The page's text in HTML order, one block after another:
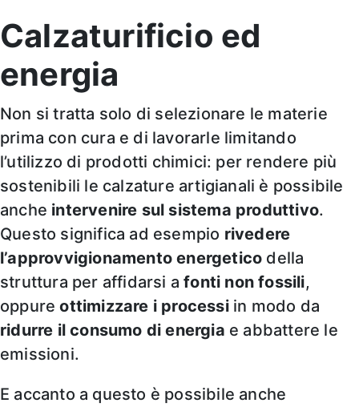
Calzaturificio ed
energia
Non si tratta solo di selezionare le materie
prima con cura e di lavorarle limitando
l’utilizzo di prodotti chimici: per rendere più
sostenibili le calzature artigianali è possibile
anche intervenire sul sistema produttivo.
Questo significa ad esempio rivedere
l’approvvigionamento energetico della
struttura per affidarsi afonti non fossili,
oppureottimizzare i processiin modo da
ridurre il consumo di energia e abbattere le
emissioni.
E accanto a questo è possibile anche